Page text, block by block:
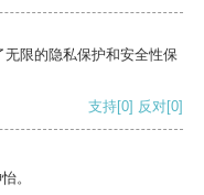
限的隐私保护和安全性保
支持[0] 反对[0]
。